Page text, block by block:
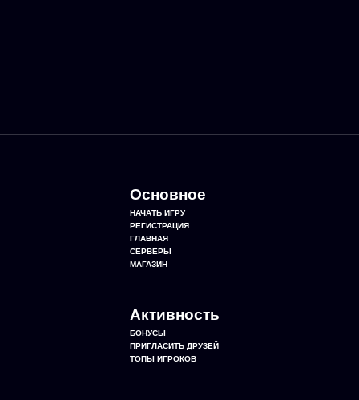
Основное
НАЧАТЬ ИГРУ
РЕГИСТРАЦИЯ
ГЛАВНАЯ
СЕРВЕРЫ
МАГАЗИН
Активность
БОНУСЫ
ПРИГЛАСИТЬ ДРУЗЕЙ
ТОПЫ ИГРОКОВ